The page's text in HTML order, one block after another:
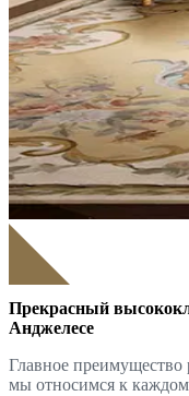
Прекрасный
Анджелесе
Главное преимущество
мы относимся к